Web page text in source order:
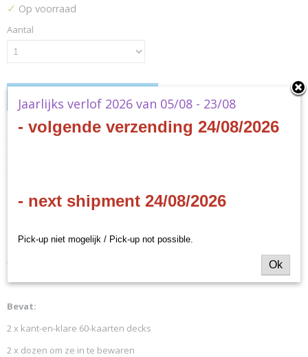
✓ Op voorraad
Aantal
IN WINKELWAGEN
Specificaties
EAN code
0019516627118
Wizards of the Coast
MTG - Final Fantasy - Starter
Kit
- EN
Bevat:
2 x kant-en-klare 60-kaarten decks
2 x dozen om ze in te bewaren
Jaarlijks verlof 2026 van 05/08 - 23/08
- volgende verzending 24/08/2026
- next shipment 24/08/2026
Pick-up niet mogelijk / Pick-up not possible.
Ok